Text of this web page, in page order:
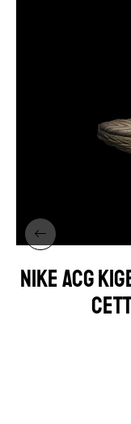
NIKE ACG